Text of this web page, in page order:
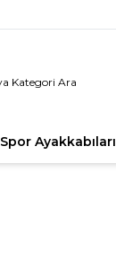
Spor Ayakkabıları